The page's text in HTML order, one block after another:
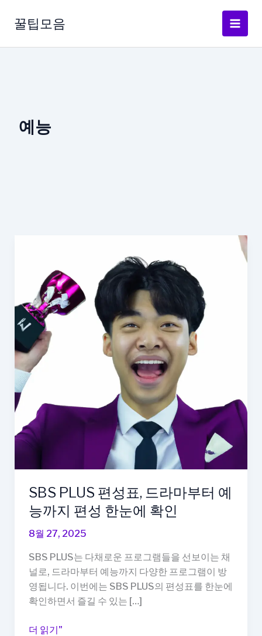
로
꿀팁모음
예능
SBS PLUS 편성표, 드라마부터 예
능까지 편성 한눈에 확인
8월 27, 2025
SBS PLUS는 다채로운 프로그램들을 선보이는 채
널로, 드라마부터 예능까지 다양한 프로그램이 방
영됩니다. 이번에는 SBS PLUS의 편성표를 한눈에
확인하면서 즐길 수 있는 […]
SBS
더 읽기"